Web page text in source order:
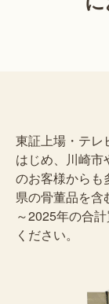
東証上場・テレ
はじめ、川崎市
のお客様からも
県の骨董品を
～2025年の合
ください。